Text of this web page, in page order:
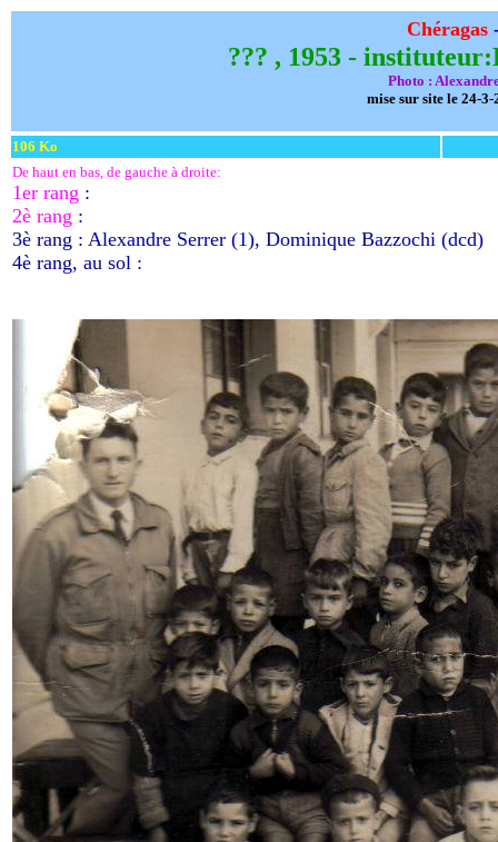
Chéragas
??? , 1953 -
Photo :
mise sur site le 24-
106 Ko
De haut en bas, de gauche à droite:
1er rang :
2è rang :
3è rang : Alexandre Serrer (1), Dominique Bazzochi (dcd)
4è rang, au sol :